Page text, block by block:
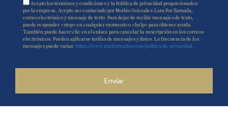
Acepto los términos y condiciones y la Política de privacidad proporcionados
por la empresa. Acepto ser contactado por Norbis Gonzalez Lara Por llamada,
correo electrónico y mensaje de texto. Para dejar de recibir mensajes de texto,
puede responder «stop» en cualquier momento o «help» para obtener ayuda.
También puede hacer clic en el enlace para cancelar la suscripción en los correos
electrónicos. Pueden aplicarse tarifas de mensajes y datos. La frecuencia de los
mensajes puede variar. https://www.norbisrealtor.com/politica-de-privacidad
Enviar